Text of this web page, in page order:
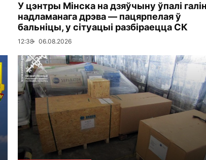
У цэнтры Мінска на дзяўчыну ўпалі
надламанага дрэва — пацярпелая ў
бальніцы, у сітуацыі разбіраецца СК
12:38 06.08.2026